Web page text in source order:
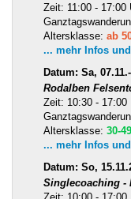
Zeit: 11:00 - 17:00
Altersklasse: ab
... mehr Infos
Datum: Sa,
Rodalben
Zeit: 10:30 - 17:00
Altersklasse: 30-49
... mehr Infos
Datum: So,
Singlecoaching -